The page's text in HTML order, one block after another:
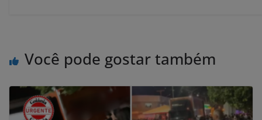
Você pode gostar também